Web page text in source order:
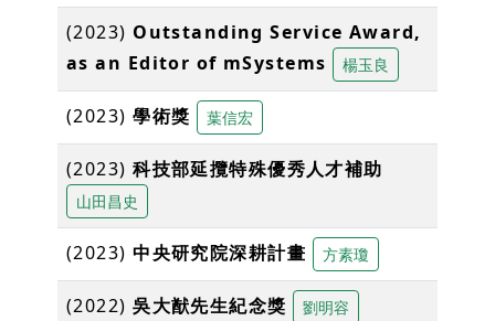
(2023) Outstanding Service Award,
as an Editor of mSystems
楊玉良
(2023)學術獎 葉信宏
(2023)科技部延攬特殊優秀⼈才補助
山田昌史
(2023)中央研究院深耕計畫 方素瓊
(2022)吳大猷先生紀念獎 劉明容